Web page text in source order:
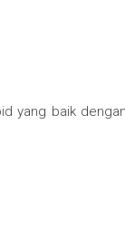
yang baik